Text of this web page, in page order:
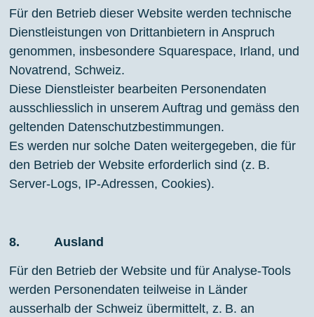
Für den Betrieb dieser Website werden technische
Dienstleistungen von Drittanbietern in Anspruch
genommen, insbesondere Squarespace, Irland, und
Novatrend, Schweiz.
Diese Dienstleister bearbeiten Personendaten
ausschliesslich in unserem Auftrag und gemäss den
geltenden Datenschutzbestimmungen.
Es werden nur solche Daten weitergegeben, die für
den Betrieb der Website erforderlich sind (z. B.
Server-Logs, IP-Adressen, Cookies).
8. Ausland
Für den Betrieb der Website und für Analyse-Tools
werden Personendaten teilweise in Länder
ausserhalb der Schweiz übermittelt, z. B. an